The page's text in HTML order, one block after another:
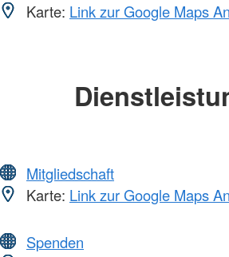
Karte: Link zur Google Maps
Mitgliedschaft
Karte: Link zur Google Maps
Spenden